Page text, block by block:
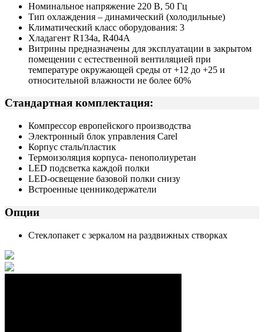
Номинальное напряжение 220 В, 50 Гц
Тип охлаждения – динамический (холодильные)
Климатический класс оборудования: 3
Хладагент R134a, R404A
Витрины предназначены для эксплуатации в закрытом
помещении с естественной вентиляцией при
температуре окружающей среды от +12 до +25 и
относительной влажности не более 60%
Стандартная комплектация:
Компрессор европейского производства
Электронный блок управления Carel
Корпус сталь/пластик
Термоизоляция корпуса- пенополиуретан
LED подсветка каждой полки
LED-освещение базовой полки снизу
Встроенные ценникодержатели
Опции
Стеклопакет с зеркалом на раздвижных створках